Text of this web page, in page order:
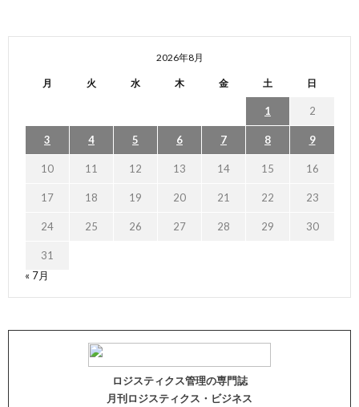
2026年8月
月 火 水 木 金 土 日
1 2
3 4 5 6 7 8 9
10 11 12 13 14 15 16
17 18 19 20 21 22 23
24 25 26 27 28 29 30
31
« 7月
ロジスティクス管理の専門誌
月刊ロジスティクス・ビジネス